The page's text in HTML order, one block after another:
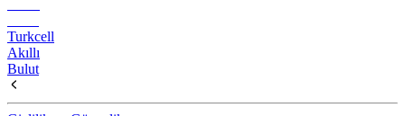
Turkcell
Akıllı
Bulut